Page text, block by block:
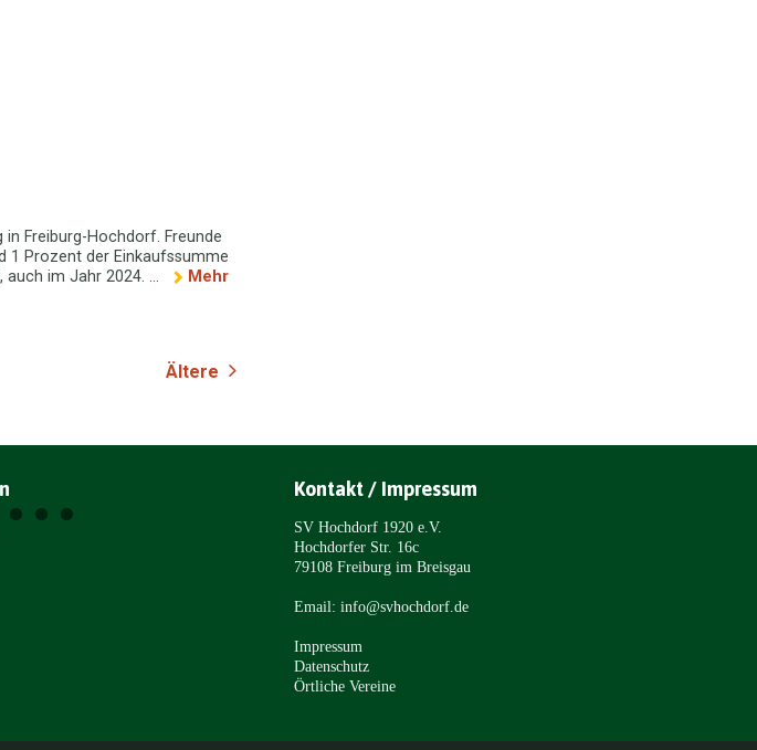
Freiburg-Hochdorf. Freunde
1 Prozent der Einkaufssumme
im Jahr 2024. ...
Mehr
Ältere
Kontakt / Impressum
SV Hochdorf 1920 e.V.
Hochdorfer Str. 16c
79108 Freiburg im Breisgau
Email: info@svhochdorf.de
Impressum
Datenschutz
Örtliche Vereine